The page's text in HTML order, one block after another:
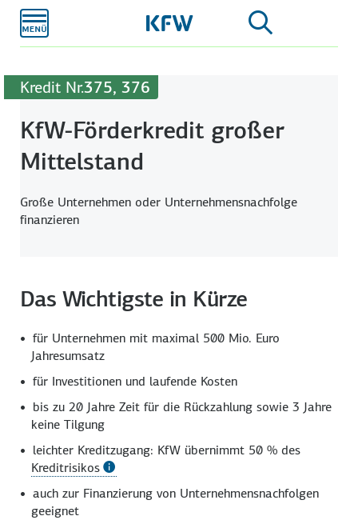
Hauptinhalt
Kredit Nr.375, 376
KfW-Förderkredit großer
Mittelstand
Große Unternehmen oder Unternehmensnachfolge
finanzieren
Das Wichtigste in Kürze
für Unternehmen mit maximal 500 Mio. Euro
Jahresumsatz
für Investitionen und laufende Kosten
bis zu 20 Jahre Zeit für die Rück­zahlung sowie 3 Jahre
keine Tilgung
leichter Kreditzugang: KfW übernimmt 50 % des
Kreditrisikos
auch zur Finanzierung von Unternehmens­nachfolgen
geeignet